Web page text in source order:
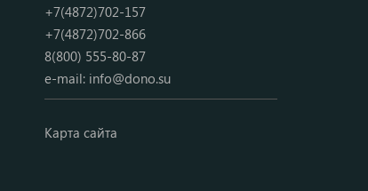
+7(4872)702-157
+7(4872)702-866
8(800) 555-80-87
e-mail: info@dono.su
Карта сайта